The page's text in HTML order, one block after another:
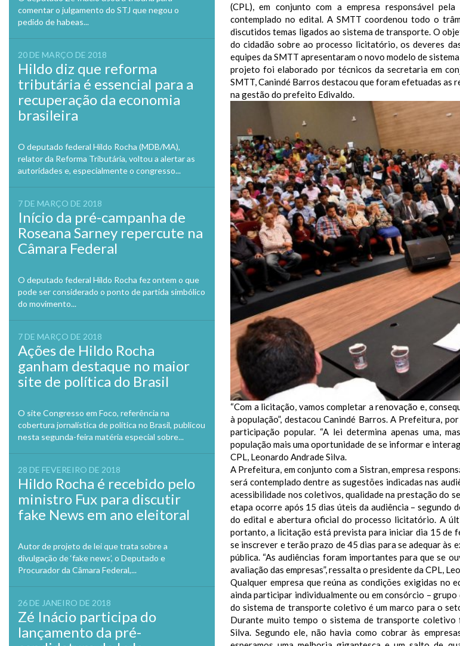
comentar o julgamento do STJ que negou o
pedido de habeas...
20 DE MARÇO DE 2018
Hildo diz que reforma
tributária é essencial para a
recuperação da economia
brasileira
O deputado federal Hildo Rocha (MDB/MA),
relator da Reforma Tributária, voltou a alertar as
autoridades e, especialmente o congresso...
7 DE MARÇO DE 2018
Início da pré-campanha de
Roseana Sarney repercute na
Câmara Federal
O deputado federal Hildo Rocha fez ontem o que
pode ser considerado o ponto de partida simbólico
do movimento...
7 DE MARÇO DE 2018
Ações de Hildo Rocha
ganham destaque no maior
site de política do Brasil
O site Congresso em Foco, referência na
cobertura jornalística de política no Brasil, publicou
nesta segunda-feira matéria especial sobre...
28 DE FEVEREIRO DE 2018
Hildo Rocha é recebido pelo
ministro Fux para discutir
fake News em ano eleitoral
Autor de projeto de lei que trata sobre a
divulgação de ‘fake news’, o Deputado e
Procurador da Câmara Federal,...
26 DE JANEIRO DE 2018
Zé Inácio participa do
lançamento da pré-
(CPL), em conjunto com a empresa responsável
contemplado no edital. A SMTT coordenou todo o
discutidos temas ligados ao sistema de transporte. O
do cidadão sobre ao processo licitatório, os deveres
equipes da SMTT apresentaram o novo modelo de
projeto foi elaborado por técnicos da secretaria em
SMTT, Canindé Barros destacou que foram efetuadas as
na gestão do prefeito Edivaldo.
“Com a licitação, vamos completar a renovação e,
à população”, destacou Canindé Barros. A Prefeitura,
participação popular. “A lei determina apenas uma,
população mais uma oportunidade de se informar e
CPL, Leonardo Andrade Silva.
A Prefeitura, em conjunto com a Sistran, empresa
será contemplado dentre as sugestões indicadas nas
acessibilidade nos coletivos, qualidade na prestação do
etapa ocorre após 15 dias úteis da audiência – segundo
do edital e abertura oficial do processo licitatório. A
portanto, a licitação está prevista para iniciar dia 15 de
se inscrever e terão prazo de 45 dias para se adequar
pública. “As audiências foram importantes para que se
avaliação das empresas”, ressalta o presidente da CPL,
Qualquer empresa que reúna as condições exigidas no
ainda participar individualmente ou em consórcio –
do sistema de transporte coletivo é um marco para o
Durante muito tempo o sistema de transporte coletivo
Silva. Segundo ele, não havia como cobrar às